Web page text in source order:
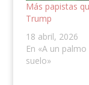
Más papistas
Trump
18 abril, 2026
En «A un palmo
suelo»